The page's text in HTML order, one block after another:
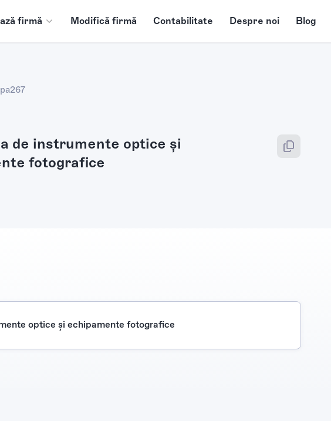
firmă Modifică firmă Contabilitate Despre noi Blog
267
de instrumente optice şi
fotografice
optice şi echipamente fotografice